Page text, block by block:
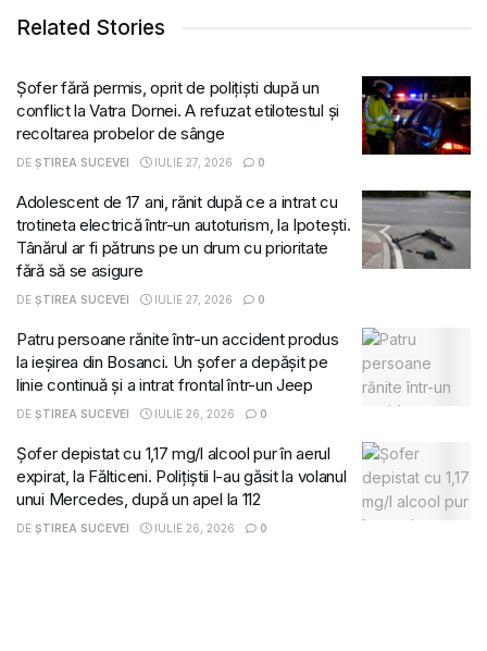
Related Stories
Șofer fără permis, oprit de polițiști după un
conflict la Vatra Dornei. A refuzat etilotestul și
recoltarea probelor de sânge
DE ȘTIREA SUCEVEI IULIE 27, 2026 0
Adolescent de 17 ani, rănit după ce a intrat cu
trotineta electrică într-un autoturism, la Ipotești.
Tânărul ar fi pătruns pe un drum cu prioritate
fără să se asigure
DE ȘTIREA SUCEVEI IULIE 27, 2026 0
Patru persoane rănite într-un accident produs
la ieșirea din Bosanci. Un șofer a depășit pe
linie continuă și a intrat frontal într-un Jeep
DE ȘTIREA SUCEVEI IULIE 26, 2026 0
Șofer depistat cu 1,17 mg/l alcool pur în aerul
expirat, la Fălticeni. Polițiștii l-au găsit la volanul
unui Mercedes, după un apel la 112
DE ȘTIREA SUCEVEI IULIE 26, 2026 0